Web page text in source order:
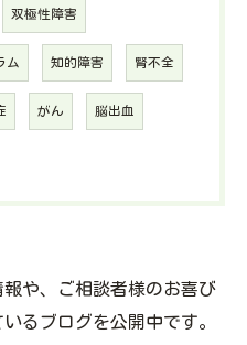
双極性障害
ム 知的障害 腎不全
がん 脳出血
や、ご相談者様のお喜び
るブログを公開中です。